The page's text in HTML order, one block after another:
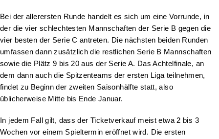
Bei der allerersten Runde handelt es sich um eine Vorrunde, in
der die vier schlechtesten Mannschaften der Serie B gegen die
vier besten der Serie C antreten. Die nächsten beiden Runden
umfassen dann zusätzlich die restlichen Serie B Mannschaften
sowie die Plätz 9 bis 20 aus der Serie A. Das Achtelfinale, an
dem dann auch die Spitzenteams der ersten Liga teilnehmen,
findet zu Beginn der zweiten Saisonhälfte statt, also
üblicherweise Mitte bis Ende Januar.
In jedem Fall gilt, dass der Ticketverkauf meist etwa 2 bis 3
Wochen vor einem Spieltermin eröffnet wird. Die ersten